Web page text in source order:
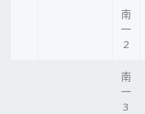
南
一
2
南
一
3